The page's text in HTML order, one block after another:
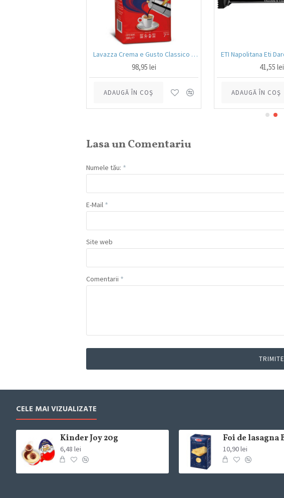
Lavazza Crema e Gusto Classico boabe,1kg
98,95 lei
ADAUGĂ ÎN COŞ
41,55 lei
ADAUGĂ ÎN COŞ
Lasa un Comentariu
Numele tău:
E-Mail
Site web
Comentarii
TRIMITE
CELE MAI VIZUALIZATE
Kinder Joy 20g
6,48 lei 10,90 lei